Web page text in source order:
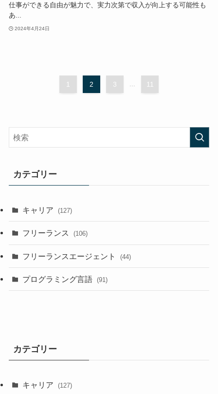
仕事ができる自由が魅力で、実力次第で収入が向上する可能性も
あ...
2024年4月24日
1 2 3 11
カテゴリー
キャリア (127)
フリーランス (106)
フリーランスエージェント (44)
プログラミング言語 (91)
カテゴリー
キャリア (127)